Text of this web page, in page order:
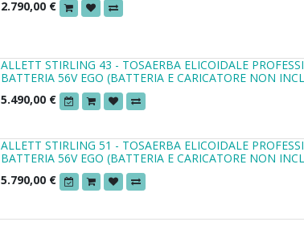
2.790,00 €
ALLETT STIRLING 43 - TOSAERBA ELICOIDALE
BATTERIA 56V EGO (BATTERIA E CARICATORE NON
5.490,00 €
ALLETT STIRLING 51 - TOSAERBA ELICOIDALE
BATTERIA 56V EGO (BATTERIA E CARICATORE NON
5.790,00 €